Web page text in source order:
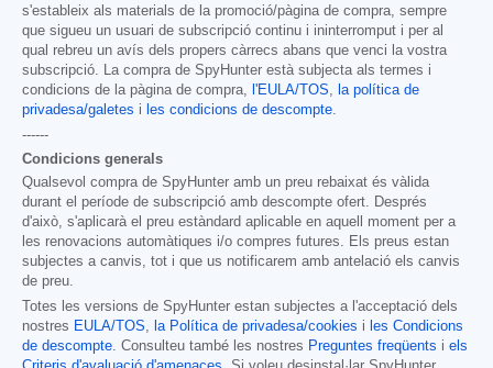
s'estableix als materials de la promoció/pàgina de compra, sempre
que sigueu un usuari de subscripció continu i ininterromput i per al
qual rebreu un avís dels propers càrrecs abans que venci la vostra
subscripció. La compra de SpyHunter està subjecta als termes i
condicions de la pàgina de compra, l'EULA/TOS, la política de
privadesa/galetes i les condicions de descompte.
------
Condicions generals
Qualsevol compra de SpyHunter amb un preu rebaixat és vàlida
durant el període de subscripció amb descompte ofert. Després
d'això, s'aplicarà el preu estàndard aplicable en aquell moment per a
les renovacions automàtiques i/o compres futures. Els preus estan
subjectes a canvis, tot i que us notificarem amb antelació els canvis
de preu.
Totes les versions de SpyHunter estan subjectes a l'acceptació dels
nostres EULA/TOS, la Política de privadesa/cookies i les Condicions
de descompte. Consulteu també les nostres Preguntes freqüents i els